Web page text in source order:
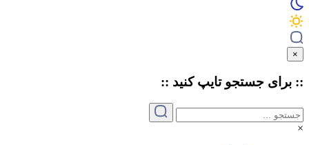
×
:: برای جستجو تایپکنید ::
×